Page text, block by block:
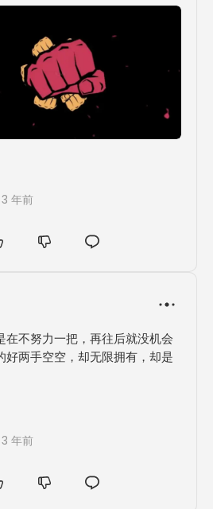
年前
在不努力一把，再往后就没机会
好两手空空，却无限拥有，却是
年前